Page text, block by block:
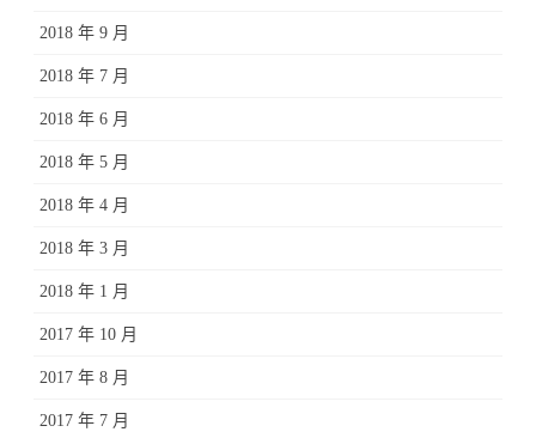
2018 年 9 月
2018 年 7 月
2018 年 6 月
2018 年 5 月
2018 年 4 月
2018 年 3 月
2018 年 1 月
2017 年 10 月
2017 年 8 月
2017 年 7 月